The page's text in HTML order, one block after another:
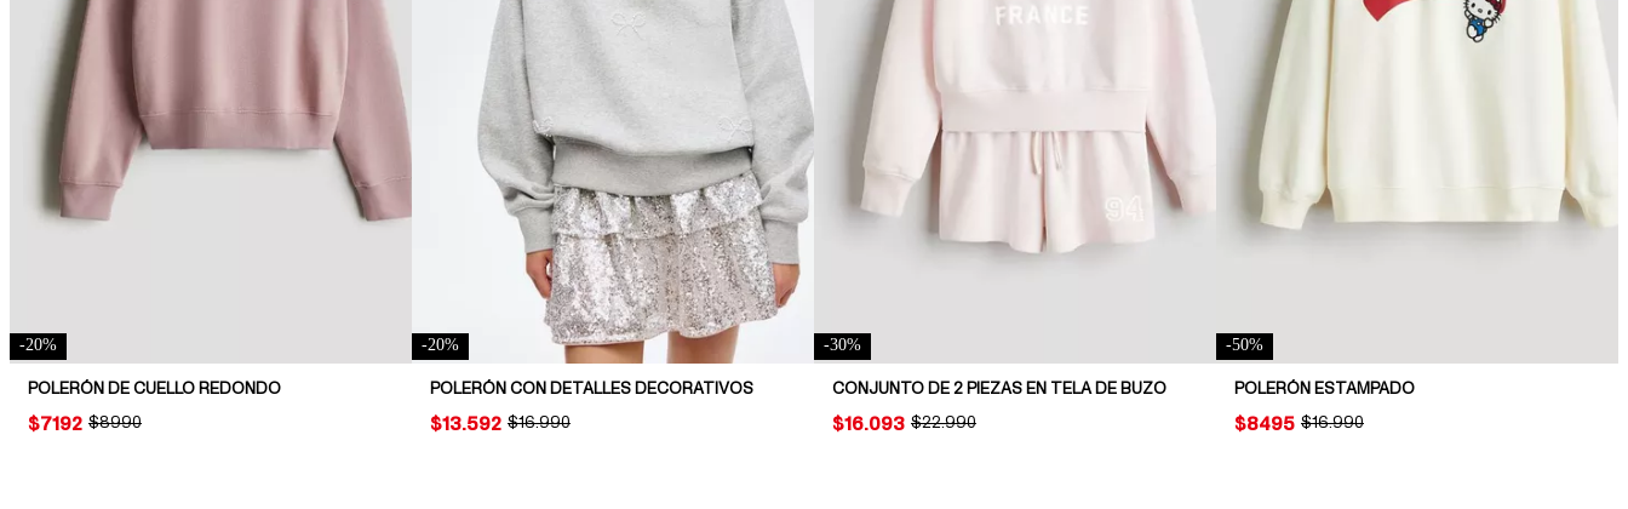
-20%
POLERÓN DE CUELLO REDONDO
ORIGINAL PRICE:
$8990
PRICE:
$7192
-20%
POLERÓN CON DETALLES DECORATIVOS
ORIGINAL PRICE:
$16.990
PRICE:
$13.592
-30%
CONJUNTO DE 2 PIEZAS EN TELA DE BUZO
ORIGINAL PRICE:
$22.990
PRICE:
$16.093
-50%
POLERÓN ESTAMPADO
ORIGINAL PRICE:
$16.990
PRICE:
$8495